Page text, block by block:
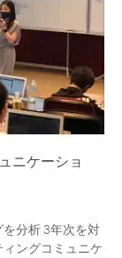
ニケーショ
分析 3年次を対
ングコミュニケ